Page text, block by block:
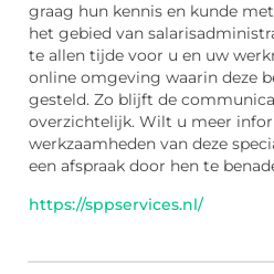
graag hun kennis en kunde
het gebied van
te allen tijde voor u en uw
online omgeving waarin deze
gesteld. Zo blijft de
overzichtelijk. Wilt u meer
werkzaamheden van deze
een afspraak door hen te
https://sppservices.nl/